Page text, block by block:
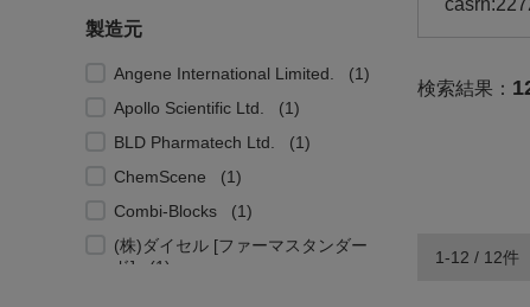
製造元
Angene International Limited.
1
Apollo Scientific Ltd.
1
BLD Pharmatech Ltd.
1
ChemScene
1
Combi-Blocks
1
(株)ダイセル [ファーマスタンダー
ド]
1
検索結果：
1-12 / 12件